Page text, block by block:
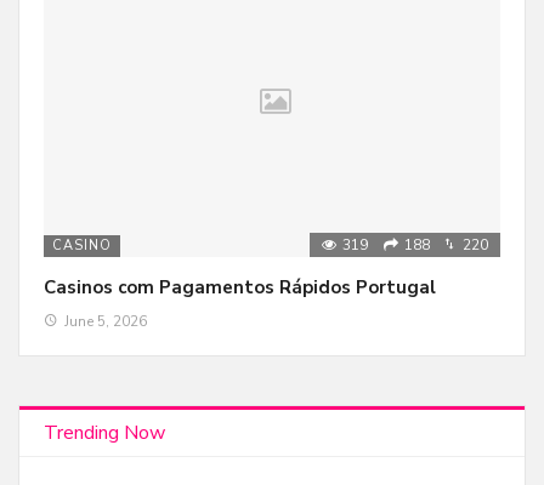
CASINO 319 188 220
Casinos com Pagamentos Rápidos Portugal
June 5, 2026
Trending Now